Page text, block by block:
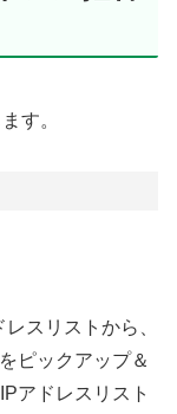
す。
スリストから、
ピックアップ＆
アドレスリスト